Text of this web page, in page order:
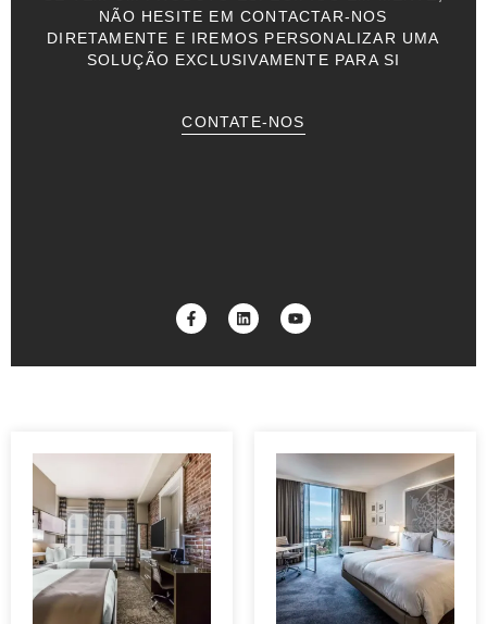
NÃO HESITE EM CONTACTAR-NOS
DIRETAMENTE E IREMOS PERSONALIZAR UMA
SOLUÇÃO EXCLUSIVAMENTE PARA SI
CONTATE-NOS